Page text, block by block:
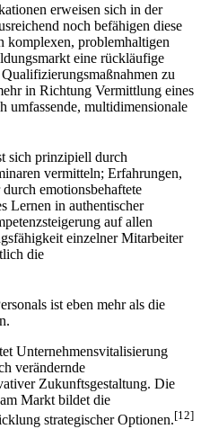
erweisen sich in der
noch befähigen diese
komplexen, problemhaltigen
eine rückläufige
zu
in Richtung Vermittlung eines
umfassende, multidimensionale
sich prinzipiell durch
vermitteln; Erfahrungen,
emotionsbehaftete
Lernen in authentischer
auf allen
einzelner Mitarbeiter
die
ist eben mehr als die
Unternehmensvitalisierung
verändernde
Zukunftsgestaltung. Die
Markt bildet die
strategischer Optionen.[12]